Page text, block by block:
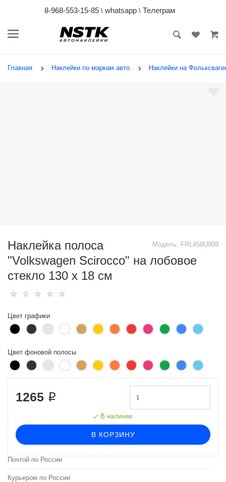
8-968-553-15-85 \ whatsapp\ Телеграм
Главная Наклейки по маркам авто Наклейки на
Модель: FRL458U909
Наклейка полоса
"Volkswagen Scirocco" на лобовое
стекло 130 х 18 см
Цвет графики
Цвет фоновой полосы
1265 ₽
В наличии
В КОРЗИНУ
Почтой по России
Курьером по России